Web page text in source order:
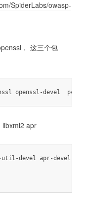
SpiderLabs/owasp-
， 这三个包
libxml2 apr
devel apr-devel